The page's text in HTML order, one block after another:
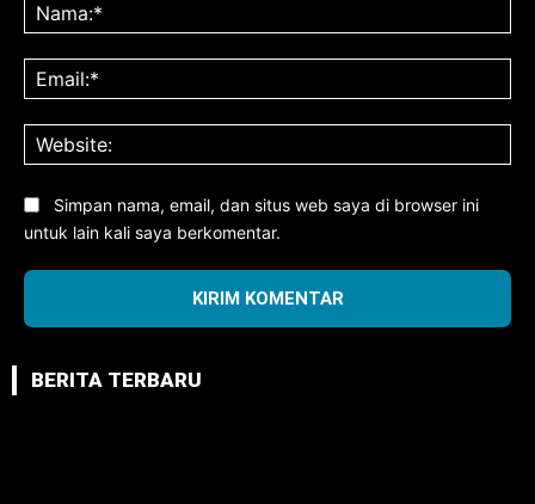
Simpan nama, email, dan situs web saya di browser ini
untuk lain kali saya berkomentar.
BERITA TERBARU